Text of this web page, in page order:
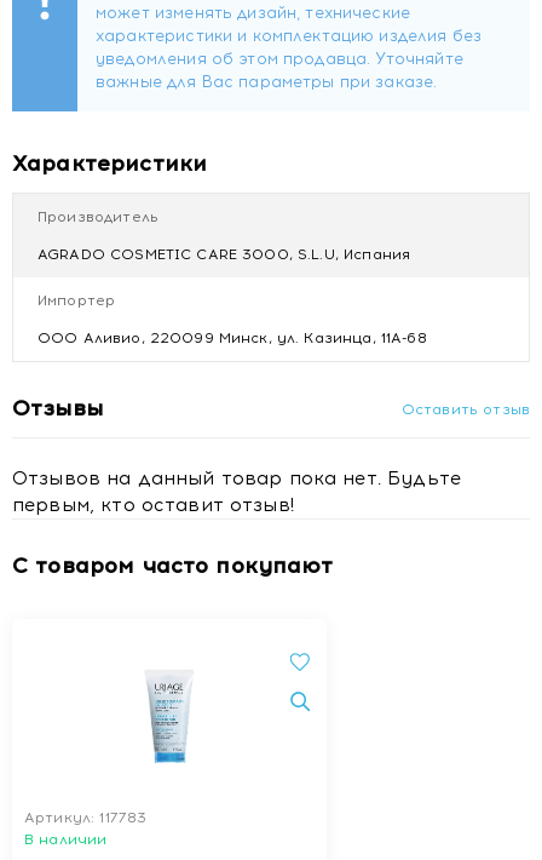
Способ применения
Нанесите на предварительно увлажненную кожу,
помассируйте до появления пены, затем тщательно
смойте водой.
Избегайте контакта с глазами. При попадании в глаза
немедленно промыть большим количеством воды. Не
глотать. Храните в недоступном для детей месте.
Loco Bath & Shower Gel, 750мл
Loco Bath & Shower Gel, 750мл
Loco Bath & Shower Gel, 750мл
Характеристики
Производитель
AGRADO COSMETIC CARE 3000, S.L.U, Испания
Импортер
ООО Аливио, 220099 Минск, ул. Казинца, 11А-68
Отзывы Оставить отзыв
Отзывов на данный товар пока нет. Будьте
первым, кто оставит отзыв!
С товаром часто покупают
Артикул: 117783
В наличии